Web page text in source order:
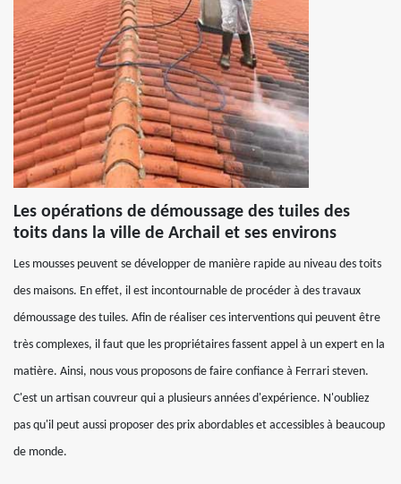
Les opérations de démoussage des tuiles des
toits dans la ville de Archail et ses environs
Les mousses peuvent se développer de manière rapide au niveau des toits
des maisons. En effet, il est incontournable de procéder à des travaux
démoussage des tuiles. Afin de réaliser ces interventions qui peuvent être
très complexes, il faut que les propriétaires fassent appel à un expert en la
matière. Ainsi, nous vous proposons de faire confiance à Ferrari steven.
C'est un artisan couvreur qui a plusieurs années d'expérience. N'oubliez
pas qu'il peut aussi proposer des prix abordables et accessibles à beaucoup
de monde.